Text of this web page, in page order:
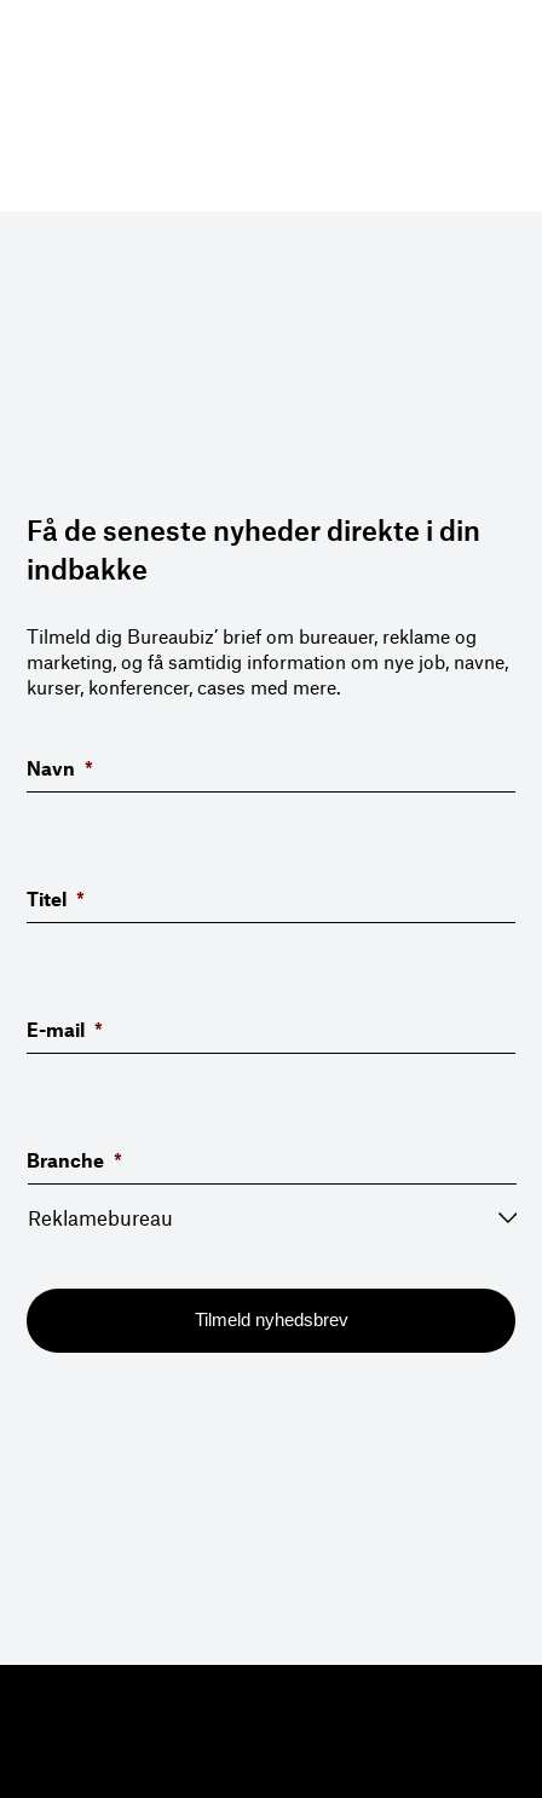
Få de seneste nyheder direkte i din
indbakke
Tilmeld dig Bureaubiz’ brief om bureauer, reklame og
marketing, og få samtidig information om nye job, navne,
kurser, konferencer, cases med mere.
Navn *
Titel *
E-mail *
Branche *